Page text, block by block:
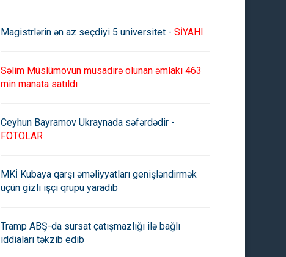
Magistrlərin ən az seçdiyi 5 universitet - SİYAHI
Səlim Müslümovun müsadirə olunan əmlakı 463
min manata satıldı
Ceyhun Bayramov Ukraynada səfərdədir -
FOTOLAR
MKİ Kubaya qarşı əməliyyatları genişləndirmək
üçün gizli işçi qrupu yaradıb
Tramp ABŞ-da sursat çatışmazlığı ilə bağlı
iddiaları təkzib edib